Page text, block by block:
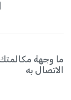
ما وجهة
الاتصال به